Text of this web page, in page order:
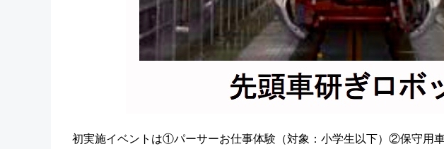
初実施イベントは①パーサーお仕事体験（対象：小学生以下）②保守用